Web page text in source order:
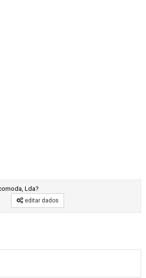
Lda?
editar dados